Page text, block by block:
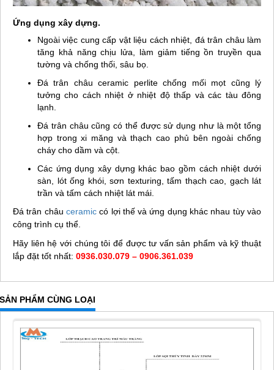
Ứng dụng xây dựng.
Ngoài việc cung cấp vật liệu cách nhiệt, đá trân châu làm
tăng khả năng chịu lửa, làm giảm tiếng ồn truyền qua
tường và chống thối, sâu bọ.
Đá trân châu ceramic perlite chống mối mọt cũng lý
tưởng cho cách nhiệt ở nhiệt độ thấp và các tàu đông
lạnh.
Đá trân châu cũng có thể được sử dụng như là một tổng
hợp trong xi măng và thạch cao phủ bên ngoài chống
cháy cho dầm và cột.
Các ứng dụng xây dựng khác bao gồm cách nhiệt dưới
sàn, lót ống khói, sơn texturing, tấm thạch cao, gạch lát
trần và tấm cách nhiệt lát mái.
Đá trân châu ceramiccó lợi thế và ứng dụng khác nhau tùy vào
công trình cụ thể.
Hãy liên hệ với chúng tôi để được tư vấn sản phẩm và kỹ thuật
lắp đặt tốt nhất: 0936.030.079 – 0906.361.039
SẢN PHẨM CÙNG LOẠI